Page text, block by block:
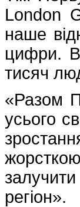
London
наше
цифри.
тисяч
«Разом
усього
регіон».